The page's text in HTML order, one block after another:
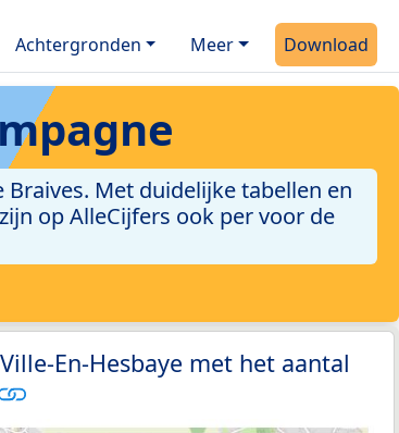
Achtergronden Meer Download
Met duidelijke tabellen en
op AlleCijfers ook per voor de
En-Hesbaye met het aantal